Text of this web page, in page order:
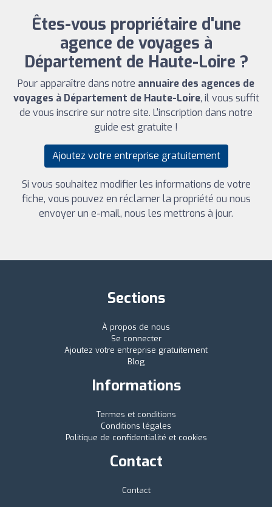
Êtes-vous propriétaire d'une
agence de voyages à
Département de Haute-Loire ?
Pour apparaître dans notre annuaire des agences de
voyages à Département de Haute-Loire, il vous suffit
de vous inscrire sur notre site. L'inscription dans notre
guide est gratuite !
Ajoutez votre entreprise gratuitement
Si vous souhaitez modifier les informations de votre
fiche, vous pouvez en réclamer la propriété ou nous
envoyer un e-mail, nous les mettrons à jour.
Sections
À propos de nous
Se connecter
Ajoutez votre entreprise gratuitement
Blog
Informations
Termes et conditions
Conditions légales
Politique de confidentialité et cookies
Contact
Contact